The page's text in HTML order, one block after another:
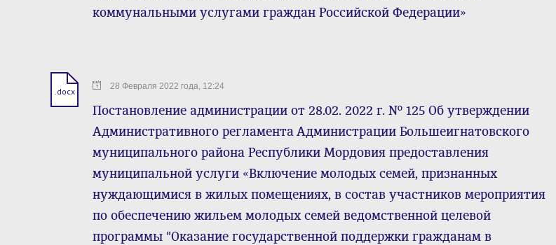
коммунальными услугами граждан Российской Федерации»
.docx 28 Февраля 2022 года, 12:24
Постановление администрации от 28.02. 2022 г. № 125 Об утверждении
Административного регламента Администрации Большеигнатовского
муниципального района Республики Мордовия предоставления
муниципальной услуги «Включение молодых семей, признанных
нуждающимися в жилых помещениях, в состав участников мероприятия
по обеспечению жильем молодых семей ведомственной целевой
программы "Оказание государственной поддержки гражданам в